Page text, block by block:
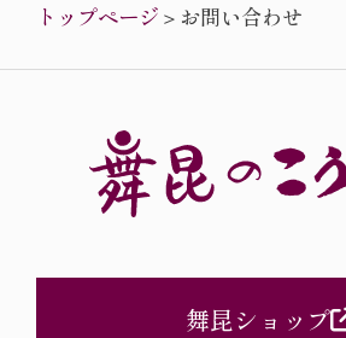
トップページ ＞ お問い合わせ
舞昆ショップ